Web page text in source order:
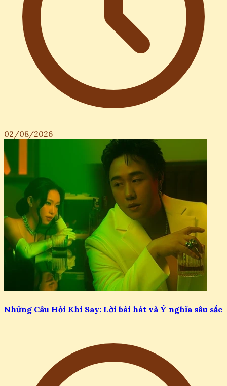
02/08/2026
Những Câu Hỏi Khi Say: Lời bài hát và Ý nghĩa sâu sắc